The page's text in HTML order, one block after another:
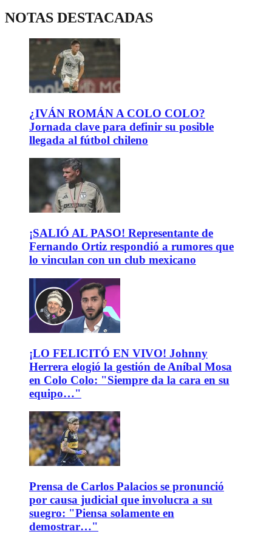
NOTAS DESTACADAS
¿IVÁN ROMÁN A COLO COLO?
Jornada clave para definir su posible
llegada al fútbol chileno
¡SALIÓ AL PASO! Representante de
Fernando Ortiz respondió a rumores que
lo vinculan con un club mexicano
¡LO FELICITÓ EN VIVO! Johnny
Herrera elogió la gestión de Aníbal Mosa
en Colo Colo: "Siempre da la cara en su
equipo…"
Prensa de Carlos Palacios se pronunció
por causa judicial que involucra a su
suegro: "Piensa solamente en
demostrar…"